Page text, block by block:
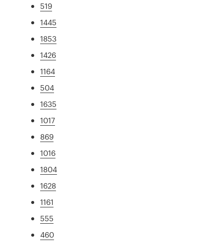
519
1445
1853
1426
1164
504
1635
1017
869
1016
1804
1628
1161
555
460